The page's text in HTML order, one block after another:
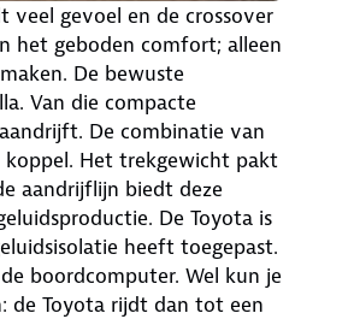
veel gevoel en de crossover
het geboden comfort; alleen
De bewuste
Van die compacte
De combinatie van
koppel. Het trekgewicht pakt
aandrijflijn biedt deze
De Toyota is
heeft toegepast.
boordcomputer. Wel kun je
de Toyota rijdt dan tot een